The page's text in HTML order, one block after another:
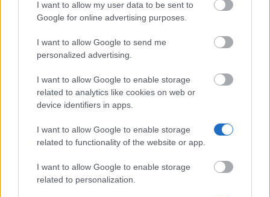
I want to allow my user data to be sent to
Google for online advertising purposes.
I want to allow Google to send me
personalized advertising.
I want to allow Google to enable storage
related to analytics like cookies on web or
device identifiers in apps.
I want to allow Google to enable storage
related to functionality of the website or app.
I want to allow Google to enable storage
related to personalization.
Romania
Scholarships
Greece
External Affairs of Israel Scholarships
Ernest-Solvay-Stiftung - Stipendien für
University of Salzburg
(Salzburg/Austria)
University of Salzburg (Salzburg/
Joint study scholarship
Mehr anzeigen